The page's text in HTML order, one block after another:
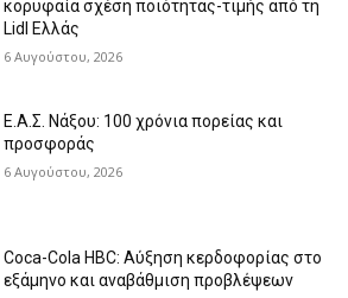
κορυφαία σχέση ποιότητας-τιμής από τη
Lidl Ελλάς
6 Αυγούστου, 2026
Ε.Α.Σ. Νάξου: 100 χρόνια πορείας και
προσφοράς
6 Αυγούστου, 2026
Coca-Cola HBC: Αύξηση κερδοφορίας στο
εξάμηνο και αναβάθμιση προβλέψεων